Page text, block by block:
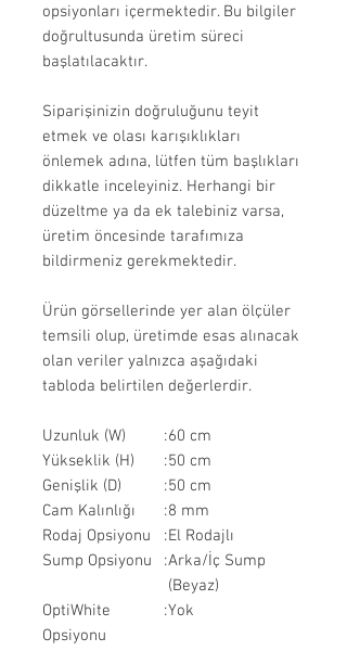
opsiyonları içermektedir. Bu bilgiler
doğrultusunda üretim süreci
başlatılacaktır.
Siparişinizin doğruluğunu teyit
etmek ve olası karışıklıkları
önlemek adına, lütfen tüm başlıkları
dikkatle inceleyiniz. Herhangi bir
düzeltme ya da ek talebiniz varsa,
üretim öncesinde tarafımıza
bildirmeniz gerekmektedir.
Ürün görsellerinde yer alan ölçüler
temsili olup, üretimde esas alınacak
olan veriler yalnızca aşağıdaki
tabloda belirtilen değerlerdir.
Uzunluk (W) :60 cm
Yükseklik (H)
:50 cm
Genişlik (D)
:50 cm
Cam Kalınlığı
:8 mm
Rodaj Opsiyonu
:El Rodajlı
Sump Opsiyonu
:Arka/İç Sump
(Beyaz)
OptiWhite
Opsiyonu
:Yok